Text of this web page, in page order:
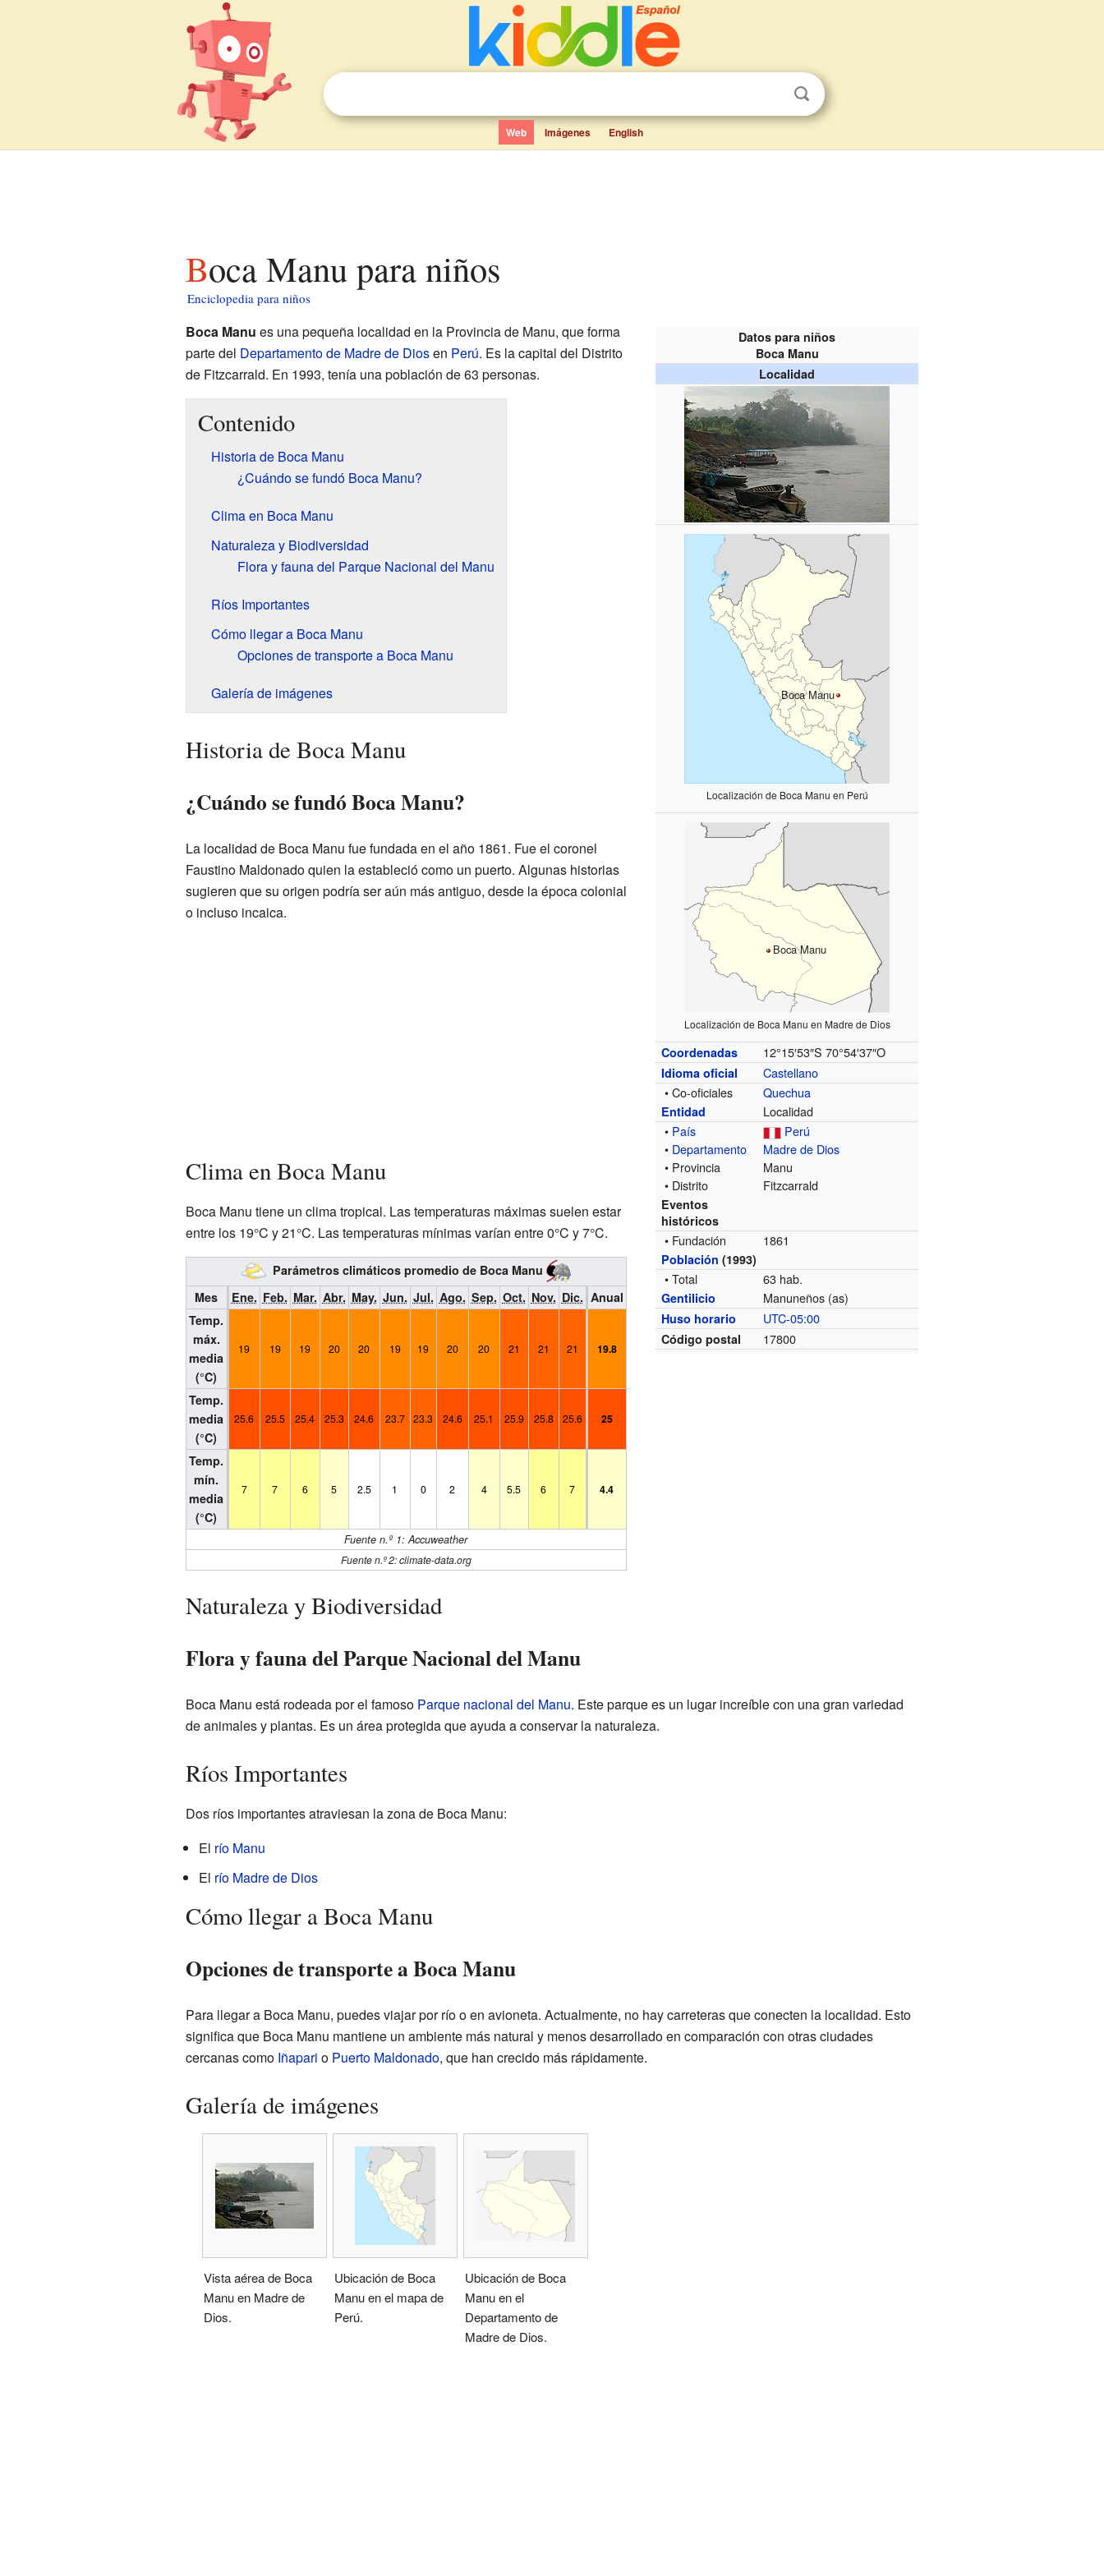
Web Imágenes English
Boca Manu para niños
Enciclopedia para niños
Datos para niños
Boca Manu
Localidad
Boca Manu
Localización de Boca Manu en Perú
Boca Manu
Localización de Boca Manu en Madre de Dios
Coordenadas 12°15′53″S 70°54′37″O
Idioma oficial
Castellano
• Co-oficiales
Quechua
Entidad
Localidad
• País
Perú
• Departamento
Madre de Dios
• Provincia
Manu
• Distrito
Fitzcarrald
Eventos
históricos
• Fundación 1861
Población (1993)
• Total 63 hab.
Gentilicio Manuneños (as)
Huso horario UTC-05:00
Código postal 17800
Boca Manu es una pequeña localidad en la Provincia de Manu, que forma
parte del Departamento de Madre de Diosen Perú. Es la capital del Distrito
de Fitzcarrald. En 1993, tenía una población de 63 personas.
Contenido
Historia de Boca Manu
¿Cuándo se fundó Boca Manu?
Clima en Boca Manu
Naturaleza y Biodiversidad
Flora y fauna del Parque Nacional del Manu
Ríos Importantes
Cómo llegar a Boca Manu
Opciones de transporte a Boca Manu
Galería de imágenes
Historia de Boca Manu
¿Cuándo se fundó Boca Manu?
La localidad de Boca Manu fue fundada en el año 1861. Fue el coronel
Faustino Maldonado quien la estableció como un puerto. Algunas historias
sugieren que su origen podría ser aún más antiguo, desde la época colonial
o incluso incaica.
Clima en Boca Manu
Boca Manu tiene un clima tropical. Las temperaturas máximas suelen estar
entre los 19°C y 21°C. Las temperaturas mínimas varían entre 0°C y 7°C.
Parámetros climáticos promedio de Boca Manu
Mes
Ene. Feb. Mar. Abr. May. Jun. Jul. Ago. Sep. Oct. Nov. Dic. Anual
Temp.
máx.
media
(°C)
19 19 19 20 20 19 19 20 20 21 21 21 19.8
Temp.
media
(°C)
25.6 25.5 25.4 25.3 24.6 23.7 23.3 24.6 25.1 25.9 25.8 25.6 25
Temp.
mín.
media
(°C)
7 7 6 5 2.5 1 0 2 4 5.5 6 7 4.4
Fuente n.º 1: Accuweather
Fuente n.º 2: climate-data.org
Naturaleza y Biodiversidad
Flora y fauna del Parque Nacional del Manu
Boca Manu está rodeada por el famoso Parque nacional del Manu. Este parque es un lugar increíble con una gran variedad
de animales y plantas. Es un área protegida que ayuda a conservar la naturaleza.
Ríos Importantes
Dos ríos importantes atraviesan la zona de Boca Manu:
El río Manu
El río Madre de Dios
Cómo llegar a Boca Manu
Opciones de transporte a Boca Manu
Para llegar a Boca Manu, puedes viajar por río o en avioneta. Actualmente, no hay carreteras que conecten la localidad. Esto
significa que Boca Manu mantiene un ambiente más natural y menos desarrollado en comparación con otras ciudades
cercanas como Iñapari o Puerto Maldonado, que han crecido más rápidamente.
Galería de imágenes
Vista aérea de Boca
Manu en Madre de
Dios.
Ubicación de Boca
Manu en el mapa de
Perú.
Ubicación de Boca
Manu en el
Departamento de
Madre de Dios.